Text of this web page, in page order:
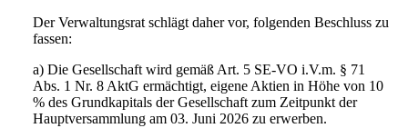
Der Verwaltungsrat schlägt daher vor, folgenden Beschluss zu
fassen:
a) Die Gesellschaft wird gemäß Art. 5 SE-VO i.V.m. § 71
Abs. 1 Nr. 8 AktG ermächtigt, eigene Aktien in Höhe von 10
% des Grundkapitals der Gesellschaft zum Zeitpunkt der
Hauptversammlung am 03. Juni 2026 zu erwerben.